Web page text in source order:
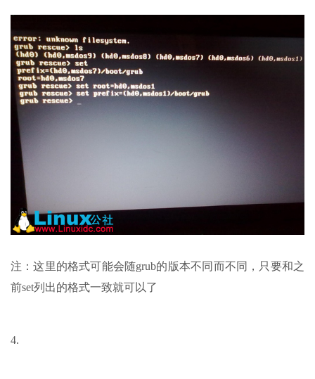
注：这里的格式可能会随grub的版本不同而不同，只要和之
前set列出的格式一致就可以了
4.